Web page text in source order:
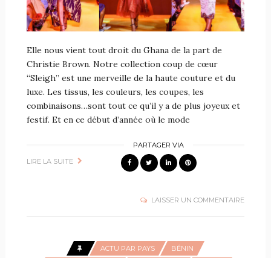
Elle nous vient tout droit du Ghana de la part de
Christie Brown. Notre collection coup de cœur
“Sleigh” est une merveille de la haute couture et du
luxe. Les tissus, les couleurs, les coupes, les
combinaisons…sont tout ce qu’il y a de plus joyeux et
festif. Et en ce début d’année où le mode
LIRE LA SUITE
PARTAGER VIA
LAISSER UN COMMENTAIRE
ACTU PAR PAYS
BÉNIN